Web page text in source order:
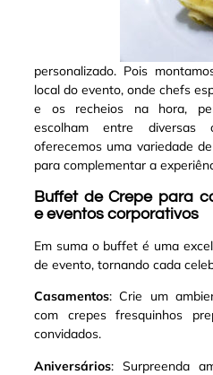
personalizado. Pois
local do evento, onde chefs
e os recheios na hora,
escolham entre diversas
oferecemos uma variedade
para complementar a
Buffet de Crepe para
e eventos corporativos
Em suma o buffet é uma
de evento, tornando cada
Casamentos: Crie um
com crepes fresquinhos
convidados.
Aniversários: Surpreenda